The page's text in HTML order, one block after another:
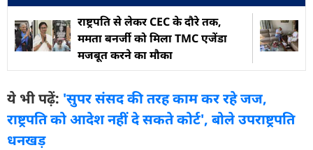
राष्ट्रपति से लेकर CEC के दौरे तक,
ममता बनर्जी को मिला TMC एजेंडा
मजबूत करने का मौका
ये भी पढ़ें: 'सुपर संसद की तरह काम कर रहे जज,
राष्ट्रपति को आदेश नहीं दे सकते कोर्ट', बोले उपराष्ट्रपति
धनखड़